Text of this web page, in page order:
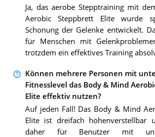
Ja, das aerobe Stepptraining mit
Aerobic Steppbrett Elite wurde
Schonung der Gelenke entwickelt.
für Menschen mit
trotzdem ein effektives Training
Können mehrere Personen mit
Fitnesslevel das Body & Mind
Elite effektiv nutzen?
Auf jeden Fall! Das Body & Mind
Elite ist dreifach höhenverstellbar
daher für Benutzer mit